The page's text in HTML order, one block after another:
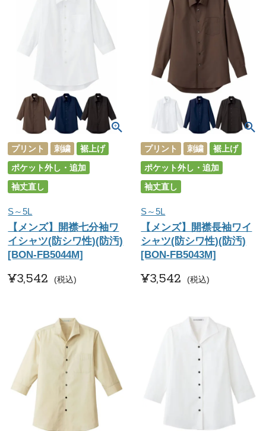
プリント 刺繍
裾上げ
ポケット外し・追加
袖丈直し
S～5L
【メンズ】開襟七分袖ワ
イシャツ(防シワ性)(防汚)
[BON-FB5044M]
¥3,542 税込
プリント 刺繍
裾上げ
ポケット外し・追加
袖丈直し
S～5L
【メンズ】開襟長袖ワイ
シャツ(防シワ性)(防汚)
[BON-FB5043M]
¥3,542 税込